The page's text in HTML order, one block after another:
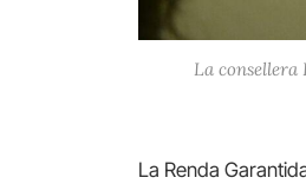
La consellera
La Renda